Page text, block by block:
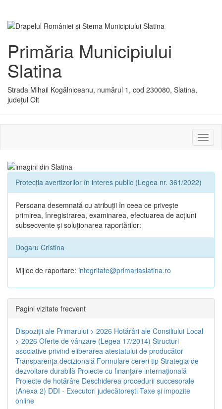
Primăria Municipiului
Slatina
Strada Mihail Kogălniceanu, numărul 1, cod 230080, Slatina,
județul Olt
sau
Protecția avertizorilor în interes public (Legea nr. 361/2022)
Persoana desemnată cu atribuții în ceea ce privește
primirea, înregistrarea, examinarea, efectuarea de acțiuni
subsecvente și soluționarea raportărilor:
Dogaru Cristina
Mijloc de raportare: integritate@primariaslatina.ro
Pagini vizitate frecvent
Dispoziţii ale Primarului > 2026 Hotărâri ale Consiliului Local
> 2026 Oferte de vânzare (Legea 17/2014) Structuri
asociative privind eliberarea atestatului de producător
Transparenţa decizională Formulare cereri tip Strategia de
dezvoltare durabilă Proiecte cu finanţare internaţională
Proiecte de hotărâre Deschiderea procedurii succesorale
(Anexa 2) DDI - Executori judecătorești Taxe şi impozite
online